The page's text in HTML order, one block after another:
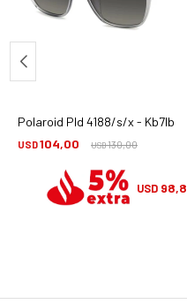
Polaroid Pld 4188/s/x - Kb7lb
USD104,00 USD130,00
USD